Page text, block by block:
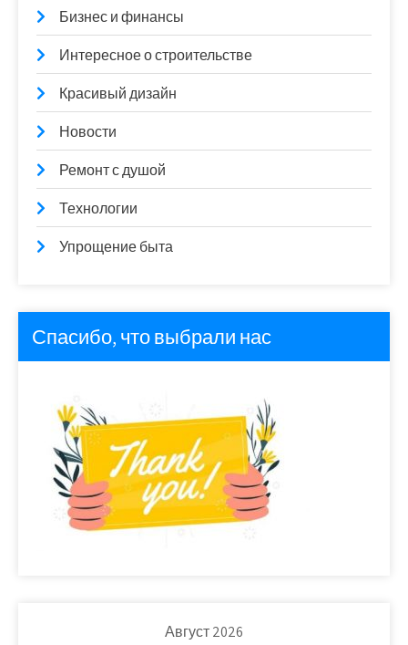
Бизнес и финансы
Интересное о строительстве
Красивый дизайн
Новости
Ремонт с душой
Технологии
Упрощение быта
Спасибо, что выбрали нас
Август 2026